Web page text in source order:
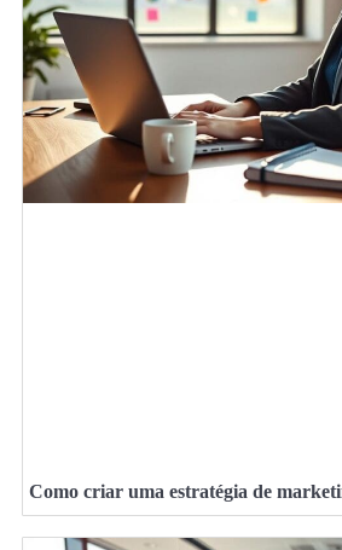
Como criar uma estratégia de